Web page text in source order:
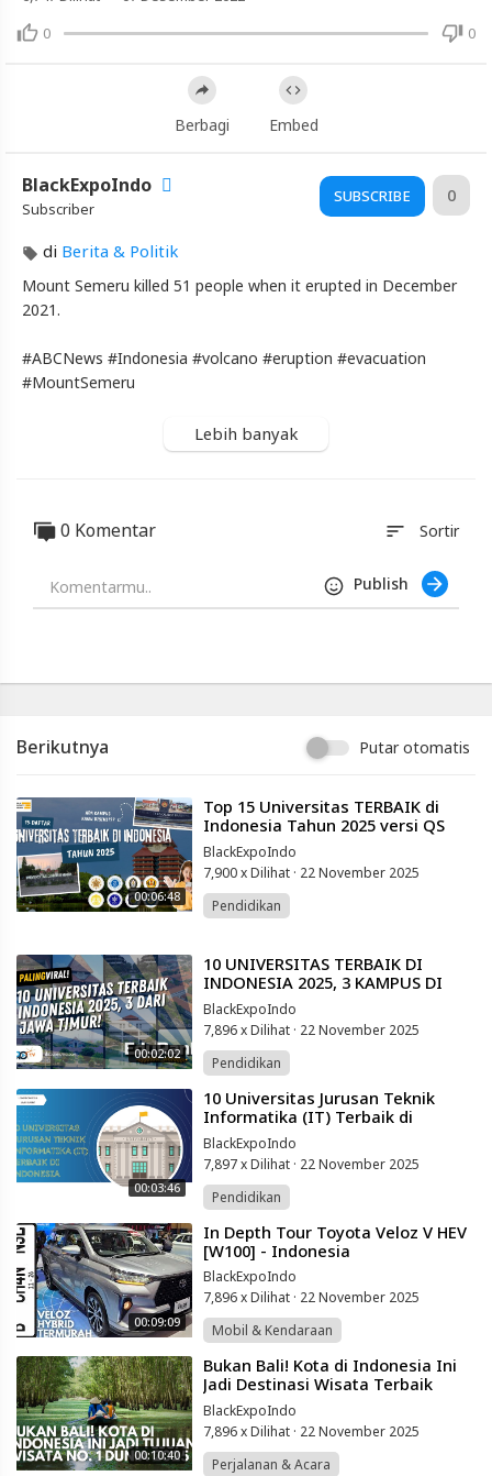
Indonesia
News
Terbaru
Blackexpo
Info
Eruption
News
Platform
Powered
Group
0 0
Berbagi Embed
BlackExpoIndo
Subscriber
SUBSCRIBE 0
di Berita & Politik
Mount Semeru killed 51 people when it erupted in December
2021.
#ABCNews #Indonesia #volcano #eruption #evacuation
#MountSemeru
Lebih banyak
0 Komentar sort Sortir
Publish
Berikutnya Putar otomatis
00:06:48
⁣Top 15 Universitas TERBAIK di
Indonesia Tahun 2025 versi QS
World University ranking
BlackExpoIndo
7,900 x Dilihat · 22 November 2025
Pendidikan
00:02:02
⁣10 UNIVERSITAS TERBAIK DI
INDONESIA 2025, 3 KAMPUS DI
JAWA TIMUR
BlackExpoIndo
7,896 x Dilihat · 22 November 2025
Pendidikan
00:03:46
⁣10 Universitas Jurusan Teknik
Informatika (IT) Terbaik di
Indonesia
BlackExpoIndo
7,897 x Dilihat · 22 November 2025
Pendidikan
00:09:09
⁣In Depth Tour Toyota Veloz V HEV
[W100] - Indonesia
BlackExpoIndo
7,896 x Dilihat · 22 November 2025
Mobil & Kendaraan
00:10:40
⁣Bukan Bali! Kota di Indonesia Ini
Jadi Destinasi Wisata Terbaik
Dunia Tahun 2025
BlackExpoIndo
7,896 x Dilihat · 22 November 2025
Perjalanan & Acara